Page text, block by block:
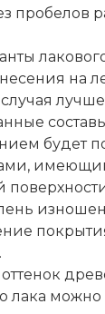
пробелов
на
будет
лака можно